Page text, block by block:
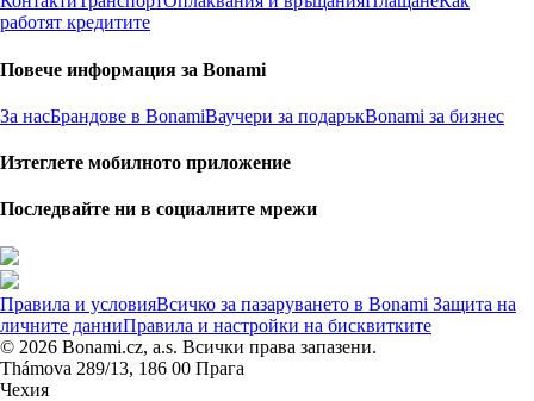
работят кредитите
Повече информация за Bonami
За насБрандове в BonamiВаучери за подаръкBonami за бизнес
Изтеглете мобилното приложение
Последвайте ни в социалните мрежи
Правила и условияВсичко за пазаруването в Bonami Защита на
личните данниПравила и настройки на бисквитките
© 2026 Bonami.cz, a.s. Всички права запазени.
Thámova 289/13, 186 00 Прага
Чехия